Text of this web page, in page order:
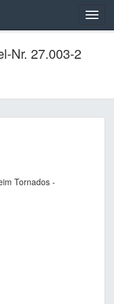
Nr. 27.003-2
Tornados -